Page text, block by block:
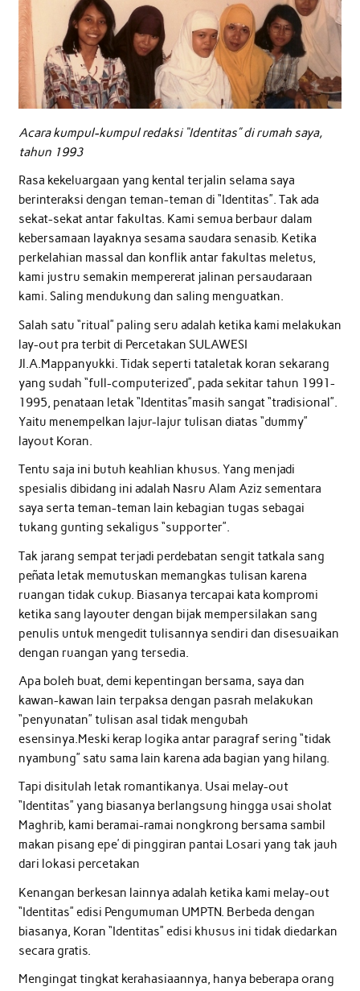
Acara kumpul-kumpul redaksi “Identitas” di rumah saya,
tahun 1993
Rasa kekeluargaan yang kental terjalin selama saya
berinteraksi dengan teman-teman di “Identitas”. Tak ada
sekat-sekat antar fakultas. Kami semua berbaur dalam
kebersamaan layaknya sesama saudara senasib. Ketika
perkelahian massal dan konflik antar fakultas meletus,
kami justru semakin mempererat jalinan persaudaraan
kami. Saling mendukung dan saling menguatkan.
Salah satu “ritual” paling seru adalah ketika kami melakukan
lay-out pra terbit di Percetakan SULAWESI
Jl.A.Mappanyukki. Tidak seperti tataletak koran sekarang
yang sudah “full-computerized”, pada sekitar tahun 1991-
1995, penataan letak “Identitas”masih sangat “tradisional”.
Yaitu menempelkan lajur-lajur tulisan diatas “dummy”
layout Koran.
Tentu saja ini butuh keahlian khusus. Yang menjadi
spesialis dibidang ini adalah Nasru Alam Aziz sementara
saya serta teman-teman lain kebagian tugas sebagai
tukang gunting sekaligus “supporter”.
Tak jarang sempat terjadi perdebatan sengit tatkala sang
peñata letak memutuskan memangkas tulisan karena
ruangan tidak cukup. Biasanya tercapai kata kompromi
ketika sang layouter dengan bijak mempersilakan sang
penulis untuk mengedit tulisannya sendiri dan disesuaikan
dengan ruangan yang tersedia.
Apa boleh buat, demi kepentingan bersama, saya dan
kawan-kawan lain terpaksa dengan pasrah melakukan
“penyunatan” tulisan asal tidak mengubah
esensinya.Meski kerap logika antar paragraf sering “tidak
nyambung” satu sama lain karena ada bagian yang hilang.
Tapi disitulah letak romantikanya. Usai melay-out
“Identitas” yang biasanya berlangsung hingga usai sholat
Maghrib, kami beramai-ramai nongkrong bersama sambil
makan pisang epe’ di pinggiran pantai Losari yang tak jauh
dari lokasi percetakan
Kenangan berkesan lainnya adalah ketika kami melay-out
“Identitas” edisi Pengumuman UMPTN. Berbeda dengan
biasanya, Koran “Identitas” edisi khusus ini tidak diedarkan
secara gratis.
Mengingat tingkat kerahasiaannya, hanya beberapa orang